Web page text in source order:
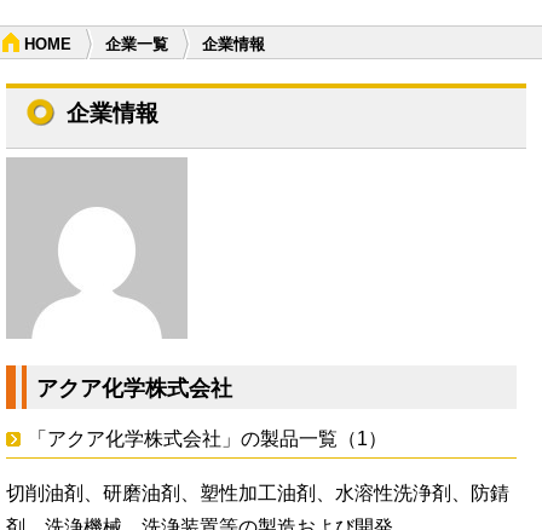
HOME 企業一覧 企業情報
企業情報
アクア化学株式会社
「アクア化学株式会社」の製品一覧（1）
切削油剤、研磨油剤、塑性加工油剤、水溶性洗浄剤、防錆